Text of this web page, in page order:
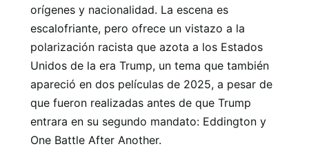
orígenes y nacionalidad. La escena es
escalofriante, pero ofrece un vistazo a la
polarización racista que azota a los Estados
Unidos de la era Trump, un tema que también
apareció en dos películas de 2025, a pesar de
que fueron realizadas antes de que Trump
entrara en su segundo mandato: Eddington y
One Battle After Another.